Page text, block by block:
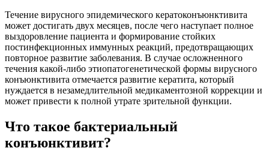
Течение вирусного эпидемического кератоконъюнктивита
может достигать двух месяцев, после чего наступает полное
выздоровление пациента и формирование стойких
постинфекционных иммунных реакций, предотвращающих
повторное развитие заболевания. В случае осложненного
течения какой-либо этиопатогенетической формы вирусного
конъюнктивита отмечается развитие кератита, который
нуждается в незамедлительной медикаментозной коррекции и
может привести к полной утрате зрительной функции.
Что такое бактериальный
конъюнктивит?